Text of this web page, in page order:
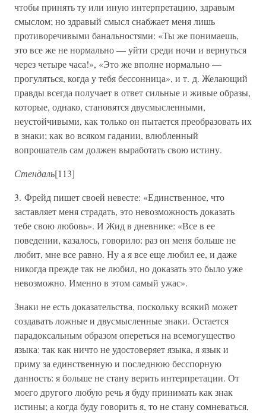
чтобы принять ту или иную интерпретацию, здравым
смыслом; но здравый смысл снабжает меня лишь
противоречивыми банальностями: «Ты же понимаешь,
это все же не нормально — уйти среди ночи и вернуться
через четыре часа!», «Это же вполне нормально —
прогуляться, когда у тебя бессонница», и т. д. Желающий
правды всегда получает в ответ сильные и живые образы,
которые, однако, становятся двусмысленными,
неустойчивыми, как только он пытается преобразовать их
в знаки; как во всяком гадании, влюбленный
вопрошатель сам должен выработать свою истину.
Стендаль[113]
3. Фрейд пишет своей невесте: «Единственное, что
заставляет меня страдать, это невозможность доказать
тебе свою любовь». И Жид в дневнике: «Все в ее
поведении, казалось, говорило: раз он меня больше не
любит, мне все равно. Ну а я все еще любил ее, и даже
никогда прежде так не любил, но доказать это было уже
невозможно. Именно в этом самый ужас».
Знаки не есть доказательства, поскольку всякий может
создавать ложные и двусмысленные знаки. Остается
парадоксальным образом опереться на всемогущество
языка: так как ничто не удостоверяет языка, я язык и
приму за единственную и последнюю бесспорную
данность: я больше не стану верить интерпретации. От
моего другого любую речь я буду принимать как знак
истины; а когда буду говорить я, то не стану сомневаться,